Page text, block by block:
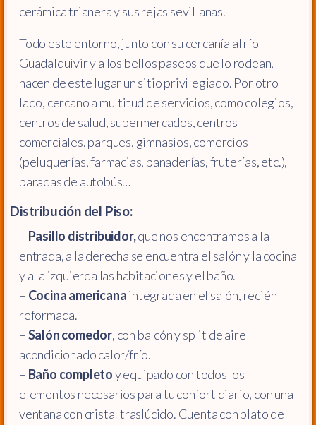
cerámica trianera y sus rejas sevillanas.
Todo este entorno, junto con su cercanía al río
Guadalquivir y a los bellos paseos que lo rodean,
hacen de este lugar un sitio privilegiado. Por otro
lado, cercano a multitud de servicios, como colegios,
centros de salud, supermercados, centros
comerciales, parques, gimnasios, comercios
(peluquerías, farmacias, panaderías, fruterías, etc.),
paradas de autobús…
Distribución del Piso:
– Pasillo distribuidor,que nos encontramos a la
entrada, a la derecha se encuentra el salón y la cocina
y a la izquierda las habitaciones y el baño.
– Cocina americanaintegrada en el salón, recién
reformada.
–Salón comedor, con balcón y split de aire
acondicionado calor/frío.
– Baño completoy equipado con todos los
elementos necesarios para tu confort diario, con una
ventana con cristal traslúcido. Cuenta con plato de